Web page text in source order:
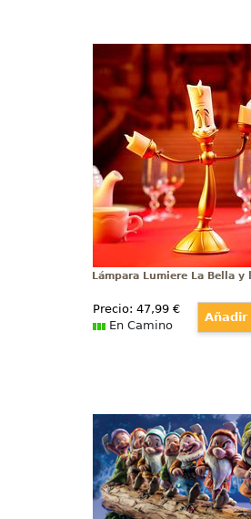
Lámpara Lumiere La
Espectacular lámpara
Lumiere basado en el
Disney La Bella y la
pieza de
realizada en pvc y
dimensiones
Lámpara Lumiere La Bella y
Precio: 47,99€
En Camino
Figura Los 7 Enanitos
Entrañable figura
Enanitos de la
“Blancanieves y los 7
realizada por el artista
titulada “Vuelta